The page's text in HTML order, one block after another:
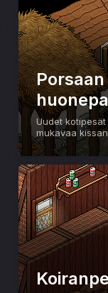
Uudet
mukavaa
jääkarhuille ja